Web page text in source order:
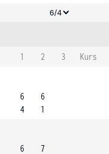
6/4
1 2 3
Kurs
6
4
6
1
6
7